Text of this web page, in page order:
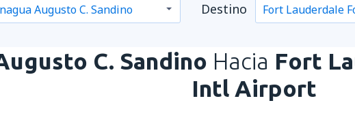
Destino
C. Sandino Hacia Fort
Intl Airport